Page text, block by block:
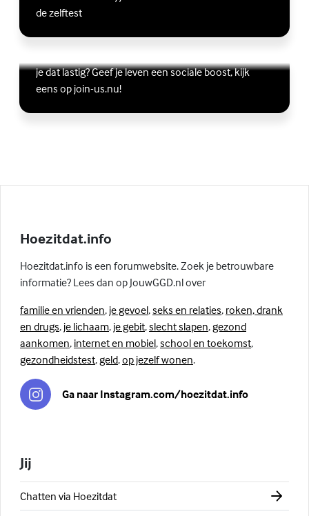
de zelftest
Vriendschap
je dat lastig? Geef je leven een sociale boost, kijk
eens op join-us.nu!
Lees meer over Vriendschap
(Externe link)
Hoezitdat.info
Hoezitdat.info is een forumwebsite. Zoek je betrouwbare
informatie? Lees dan op JouwGGD.nl over
familie en vrienden, je gevoel,seks en relaties, roken, drank
en drugs, je lichaam, je gebit,slecht slapen, gezond
aankomen, internet en mobiel,school en toekomst,
gezondheidstest, geld,op jezelf wonen.
Ga naar Instagram.com/hoezitdat.info
Jij
Chatten via Hoezitdat